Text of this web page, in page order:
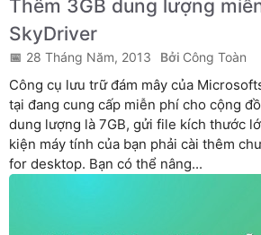
Thêm 3GB dung lượng
SkyDriver
28 Tháng Năm, 2013 Công Toàn
Công cụ lưu trữ đám mây của
tại đang cung cấp miễn phí cho cộng
dung lượng là 7GB, gửi file kích thước
kiện máy tính của bạn phải cài thêm
for desktop. Bạn có thể nâng...